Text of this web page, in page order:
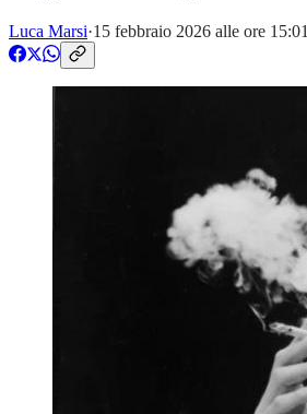
Luca Marsi·15 febbraio 2026 alle ore 15:01